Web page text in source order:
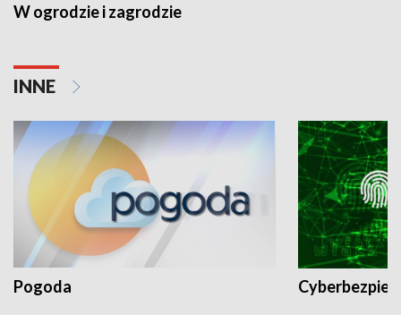
W ogrodzie i zagrodzie
INNE
Pogoda